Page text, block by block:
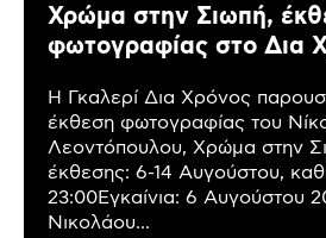
Χρώμα στην Σιωπή,
φωτογραφίας στο Δια
Η Γκαλερί Δια Χρόνος
έκθεση φωτογραφίας του
Λεοντόπουλου, Χρώμα στην
έκθεσης: 6-14 Αυγούστου,
23:00Εγκαίνια: 6 Αυγούστου
Νικολάου...